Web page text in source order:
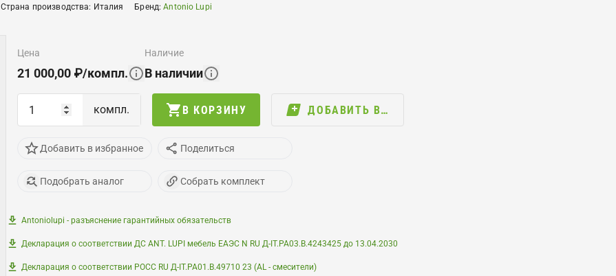
Страна производства: Италия Бренд:Antonio Lupi
цена
21 000,00 ₽/компл.
наличие
В наличии
компл. В КОРЗИНУ ДОБАВИТЬ В…
Добавить в избранное Поделиться
Подобрать аналог Собрать комплект
Antoniolupi - разъяснение гарантийных обязательств
Декларация о соответствии ДС ANT. LUPI мебель ЕАЭС N RU Д-IT.РА03.В.4243425 до 13.04.2030
Декларация о соответствии РОСС RU Д-IT.РА01.В.49710 23 (AL - смесители)